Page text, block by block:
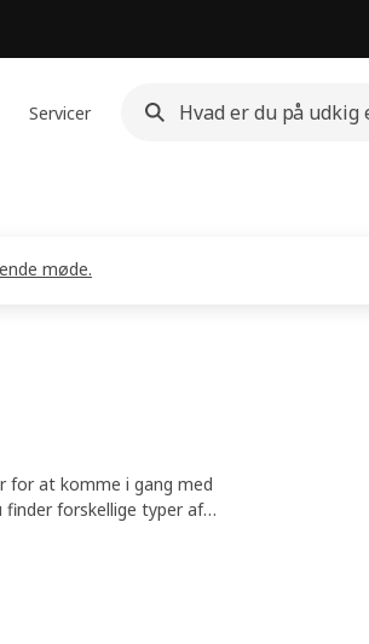
Servicer
møde.
for at komme i gang med
forskellige typer af
Du kan derefter